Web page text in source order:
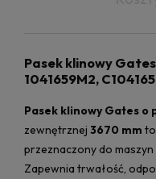
Pasek klinowy
1041659M2,
Pasek klinowy Gates o
zewnętrznej 3670 mm
przeznaczony do
Zapewnia trwałość,